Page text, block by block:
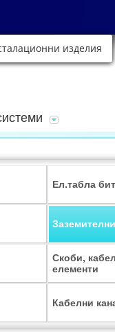
изделия
Ел.табла
Скоби,
елементи
Кабелни